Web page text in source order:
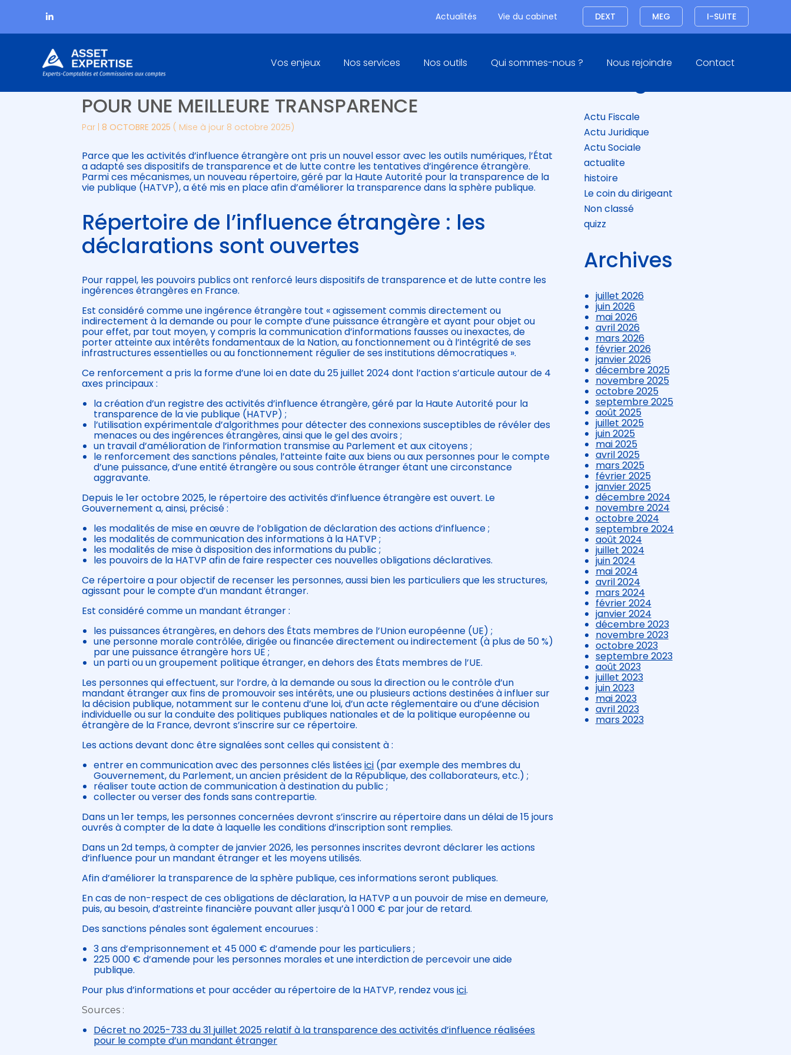
Actualités Vie du cabinet Connexion I-SUITE
MEG
DEXT
Aller
au
Principal
Vos enjeux Nos services Nos outils Qui sommes-nous ? Nous rejoindre Contact
INFLUENCE ÉTRANGÈRE : UN NOUVEAU RÉPERTOIRE
POUR UNE MEILLEURE TRANSPARENCE
Par |8 OCTOBRE 2025 ( Mise à jour 8 octobre 2025)
Parce que les activités d’influence étrangère ont pris un nouvel essor avec les outils numériques, l’État
a adapté ses dispositifs de transparence et de lutte contre les tentatives d’ingérence étrangère.
Parmi ces mécanismes, un nouveau répertoire, géré par la Haute Autorité pour la transparence de la
vie publique (HATVP), a été mis en place afin d’améliorer la transparence dans la sphère publique.
Répertoire de l’influence étrangère : les
déclarations sont ouvertes
Pour rappel, les pouvoirs publics ont renforcé leurs dispositifs de transparence et de lutte contre les
ingérences étrangères en France.
Est considéré comme une ingérence étrangère tout « agissement commis directement ou
indirectement à la demande ou pour le compte d’une puissance étrangère et ayant pour objet ou
pour effet, par tout moyen, y compris la communication d’informations fausses ou inexactes, de
porter atteinte aux intérêts fondamentaux de la Nation, au fonctionnement ou à l’intégrité de ses
infrastructures essentielles ou au fonctionnement régulier de ses institutions démocratiques ».
Ce renforcement a pris la forme d’une loi en date du 25 juillet 2024 dont l’action s’articule autour de 4
axes principaux :
la création d’un registre des activités d’influence étrangère, géré par la Haute Autorité pour la
transparence de la vie publique (HATVP) ;
l’utilisation expérimentale d’algorithmes pour détecter des connexions susceptibles de révéler des
menaces ou des ingérences étrangères, ainsi que le gel des avoirs ;
un travail d’amélioration de l’information transmise au Parlement et aux citoyens ;
le renforcement des sanctions pénales, l’atteinte faite aux biens ou aux personnes pour le compte
d’une puissance, d’une entité étrangère ou sous contrôle étranger étant une circonstance
aggravante.
Depuis le 1er octobre 2025, le répertoire des activités d’influence étrangère est ouvert. Le
Gouvernement a, ainsi, précisé :
les modalités de mise en œuvre de l’obligation de déclaration des actions d’influence ;
les modalités de communication des informations à la HATVP ;
les modalités de mise à disposition des informations du public ;
les pouvoirs de la HATVP afin de faire respecter ces nouvelles obligations déclaratives.
Ce répertoire a pour objectif de recenser les personnes, aussi bien les particuliers que les structures,
agissant pour le compte d’un mandant étranger.
Est considéré comme un mandant étranger :
les puissances étrangères, en dehors des États membres de l’Union européenne (UE) ;
une personne morale contrôlée, dirigée ou financée directement ou indirectement (à plus de 50 %)
par une puissance étrangère hors UE ;
un parti ou un groupement politique étranger, en dehors des États membres de l’UE.
Les personnes qui effectuent, sur l’ordre, à la demande ou sous la direction ou le contrôle d’un
mandant étranger aux fins de promouvoir ses intérêts, une ou plusieurs actions destinées à influer sur
la décision publique, notamment sur le contenu d’une loi, d’un acte réglementaire ou d’une décision
individuelle ou sur la conduite des politiques publiques nationales et de la politique européenne ou
étrangère de la France, devront s’inscrire sur ce répertoire.
Les actions devant donc être signalées sont celles qui consistent à :
entrer en communication avec des personnes clés listéesici (par exemple des membres du
Gouvernement, du Parlement, un ancien président de la République, des collaborateurs, etc.) ;
réaliser toute action de communication à destination du public ;
collecter ou verser des fonds sans contrepartie.
Dans un 1er temps, les personnes concernées devront s’inscrire au répertoire dans un délai de 15 jours
ouvrés à compter de la date à laquelle les conditions d’inscription sont remplies.
Dans un 2d temps, à compter de janvier 2026, les personnes inscrites devront déclarer les actions
d’influence pour un mandant étranger et les moyens utilisés.
Afin d’améliorer la transparence de la sphère publique, ces informations seront publiques.
En cas de non-respect de ces obligations de déclaration, la HATVP a un pouvoir de mise en demeure,
puis, au besoin, d’astreinte financière pouvant aller jusqu’à 1 000 € par jour de retard.
Des sanctions pénales sont également encourues :
3 ans d’emprisonnement et 45 000 € d’amende pour les particuliers ;
225 000 € d’amende pour les personnes morales et une interdiction de percevoir une aide
publique.
Pour plus d’informations et pour accéder au répertoire de la HATVP, rendez vousici.
Sources :
Décret no 2025-733 du 31 juillet 2025 relatif à la transparence des activités d’influence réalisées
pour le compte d’un mandant étranger
Blog
Actu Fiscale
Actu Juridique
Actu Sociale
actualite
histoire
Le coin du dirigeant
Non classé
quizz
Archives
juillet 2026
juin 2026
mai 2026
avril 2026
mars 2026
février 2026
janvier 2026
décembre 2025
novembre 2025
octobre 2025
septembre 2025
août 2025
juillet 2025
juin 2025
mai 2025
avril 2025
mars 2025
février 2025
janvier 2025
décembre 2024
novembre 2024
octobre 2024
septembre 2024
août 2024
juillet 2024
juin 2024
mai 2024
avril 2024
mars 2024
février 2024
janvier 2024
décembre 2023
novembre 2023
octobre 2023
septembre 2023
août 2023
juillet 2023
juin 2023
mai 2023
avril 2023
mars 2023